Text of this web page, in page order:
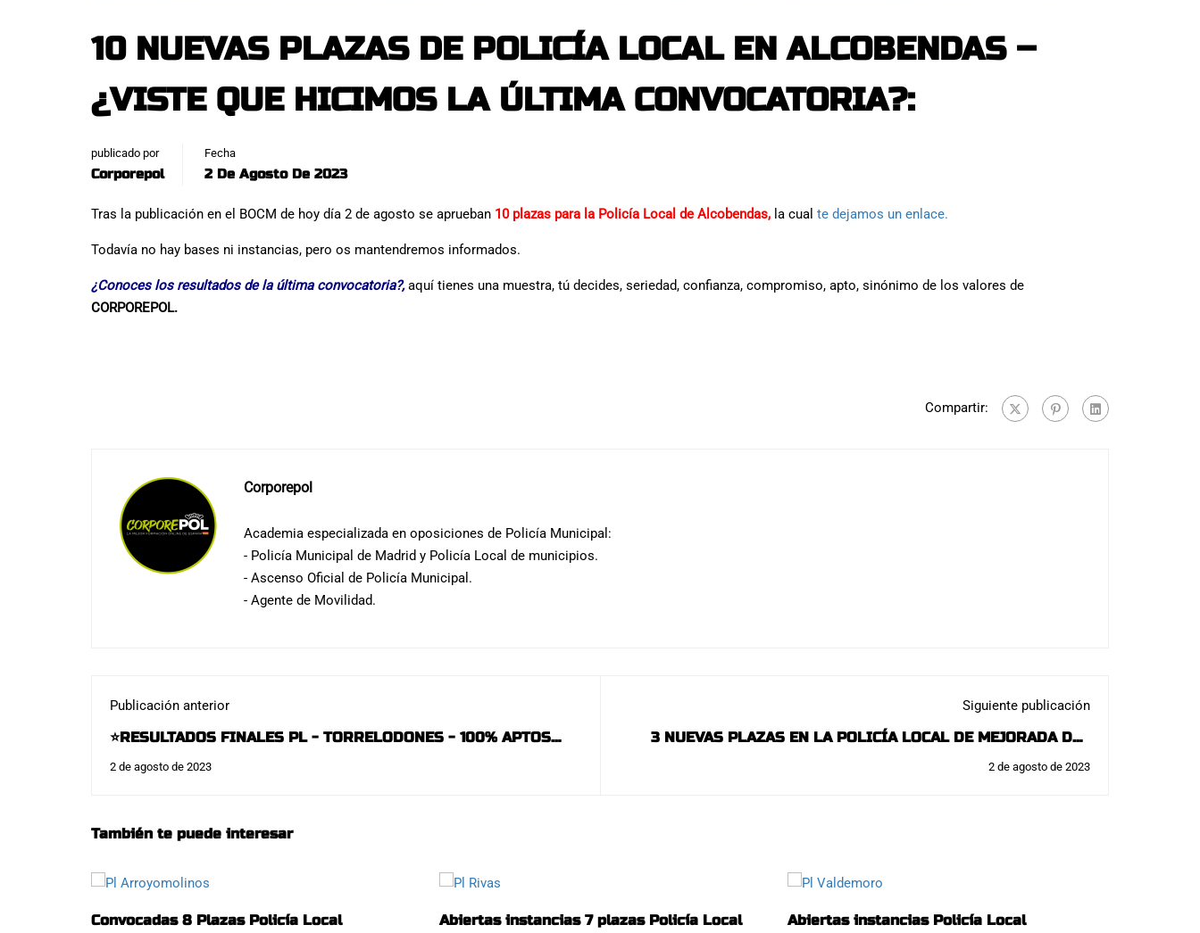
10 NUEVAS PLAZAS DE POLICÍA LOCAL EN ALCOBENDAS –
¿VISTE QUE HICIMOS LA ÚLTIMA CONVOCATORIA?:
publicado por
Corporepol
Fecha
2 De Agosto De 2023
Tras la publicación en el BOCM de hoy día 2 de agosto se aprueban 10 plazas para la Policía Local de Alcobendas, la cual te dejamos un enlace.
Todavía no hay bases ni instancias, pero os mantendremos informados.
¿Conoces los resultados de la última convocatoria?,aquí tienes una muestra, tú decides, seriedad, confianza, compromiso, apto, sinónimo de los valores de
CORPOREPOL.
Compartir:
Corporepol
Academia especializada en oposiciones de Policía Municipal:
- Policía Municipal de Madrid y Policía Local de municipios.
- Ascenso Oficial de Policía Municipal.
- Agente de Movilidad.
Publicación anterior
⭐️RESULTADOS FINALES PL - TORRELODONES - 100% APTOS
FINALES⭐️ - LO HEMOS REVENTADO, OTRA VEZ:
2 de agosto de 2023
Siguiente publicación
3 NUEVAS PLAZAS EN LA POLICÍA LOCAL DE MEJORADA DEL
CAMPO - ÚLTIMA CONVOCATORIA 4 PLAZAS, 3 APTOS:
2 de agosto de 2023
También te puede interesar
Convocadas 8 Plazas Policía Local Abiertas instancias 7 plazas Policía Local Abiertas instancias Policía Local